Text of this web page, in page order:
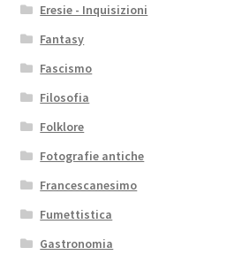
Eresie - Inquisizioni
Fantasy
Fascismo
Filosofia
Folklore
Fotografie antiche
Francescanesimo
Fumettistica
Gastronomia